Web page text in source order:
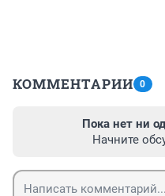
КОММЕНТАРИИ 0
Пока нет ни
Начните